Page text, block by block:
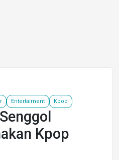
Entertaiment Kpop
Kpop